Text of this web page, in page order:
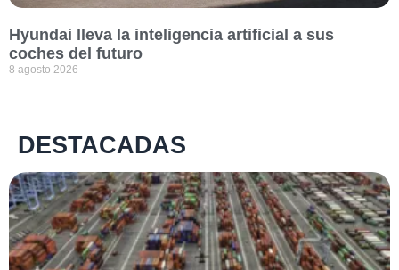
Hyundai lleva la inteligencia artificial a sus
coches del futuro
8 agosto 2026
DESTACADAS